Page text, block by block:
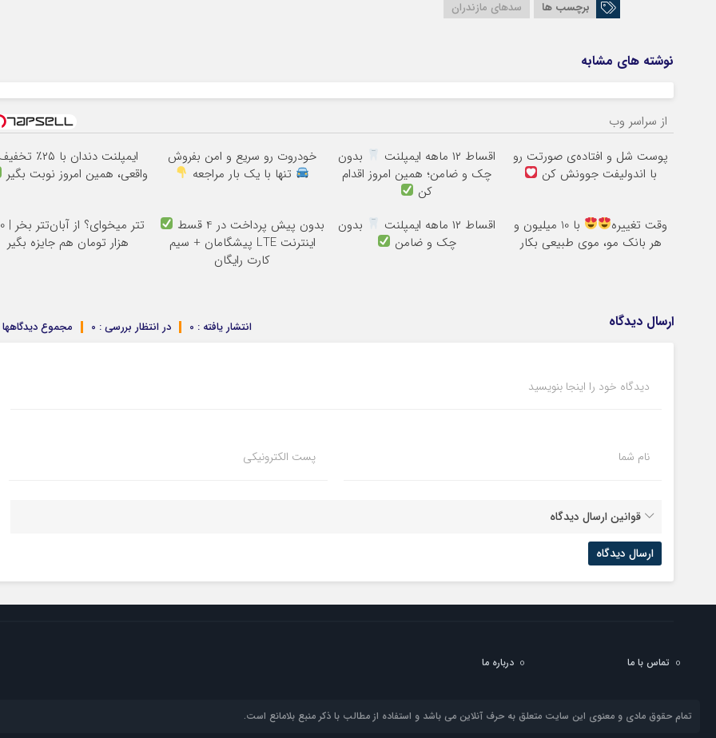
برچسب ها سدهای مازندران
نوشته های مشابه
از سراسر وب
پوست شل و افتاده‌ی صورتت رو
با اندولیفت جوونش کن
اقساط ۱۲ ماهه ایمپلنت
بدون
چک و ضامن؛ همین امروز اقدام
کن
خودروت رو سریع و امن بفروش
تنها با یک بار مراجعه
ایمپلنت دندان با ۲۵٪
واقعی، همین امروز نوبت بگیر
وقت تغییره
با 10 میلیون و
هر بانک مو، موی طبیعی بکار
اقساط ۱۲ ماهه ایمپلنت
بدون
چک و ضامن
بدون پیش پرداخت در 4 قسط
اینترنت LTE پیشگامان + سیم
کارت رایگان
تتر
هزار تومان هم جایزه بگیر
ارسال دیدگاه مجموع دیدگاهها : در انتظار بررسی : 0 انتشار یافته : 0
دیدگاه خود را اینجا بنویسید
نام شما پست الکترونیکی
قوانین ارسال دیدگاه
تماس با ما درباره ما
تمام حقوق مادی و معنوی این سایت متعلق به حرف آنلاین می باشد و استفاده از مطالب با ذکر منبع بلامانع است.